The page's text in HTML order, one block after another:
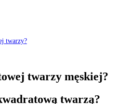
twarzy?
twarzy męskiej?
twarzą?